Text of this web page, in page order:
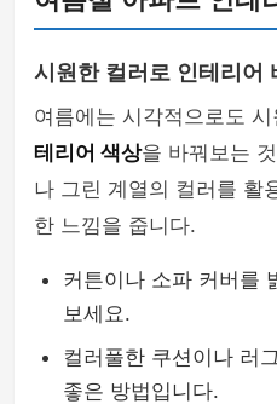
시원한 컬러로 인테리어
여름에는 시각적으로도
테리어 색상을 바꿔보는
나 그린 계열의 컬러를 활
한 느낌을 줍니다.
커튼이나 소파 커버를
보세요.
컬러풀한 쿠션이나 러
좋은 방법입니다.